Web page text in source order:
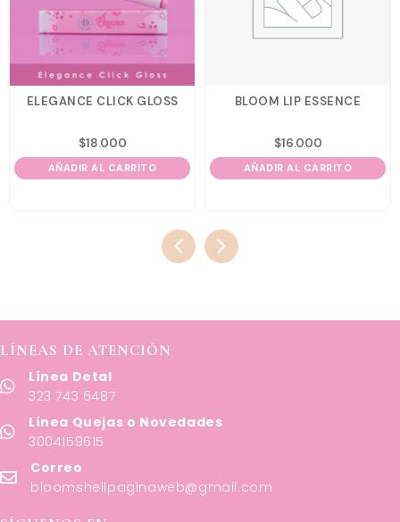
ELEGANCE CLICK GLOSS
$18.000
AÑADIR AL CARRITO
BLOOM LIP ESSENCE
$16.000
AÑADIR AL CARRITO
LÍNEAS DE ATENCIÓN
Línea Detal
323 743 6487
Línea Quejas o Novedades
3004159615
Correo
bloomshellpaginaweb@gmail.com